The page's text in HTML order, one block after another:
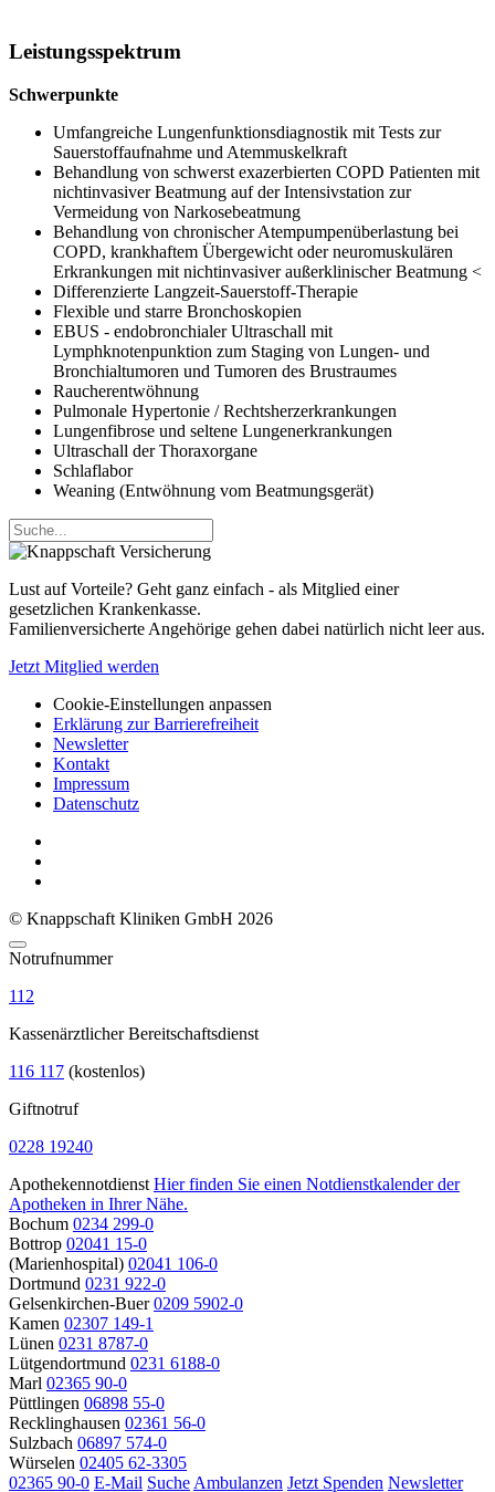
Leistungsspektrum
Schwerpunkte
Umfangreiche Lungenfunktionsdiagnostik mit Tests zur
Sauerstoffaufnahme und Atemmuskelkraft
Behandlung von schwerst exazerbierten COPD Patienten mit
nichtinvasiver Beatmung auf der Intensivstation zur
Vermeidung von Narkosebeatmung
Behandlung von chronischer Atempumpenüberlastung bei
COPD, krankhaftem Übergewicht oder neuromuskulären
Erkrankungen mit nichtinvasiver außerklinischer Beatmung <
Differenzierte Langzeit-Sauerstoff-Therapie
Flexible und starre Bronchoskopien
EBUS - endobronchialer Ultraschall mit
Lymphknotenpunktion zum Staging von Lungen- und
Bronchialtumoren und Tumoren des Brustraumes
Raucherentwöhnung
Pulmonale Hypertonie / Rechtsherzerkrankungen
Lungenfibrose und seltene Lungenerkrankungen
Ultraschall der Thoraxorgane
Schlaflabor
Weaning (Entwöhnung vom Beatmungsgerät)
Lust auf Vorteile? Geht ganz einfach - als Mitglied einer
gesetzlichen Krankenkasse.
Familienversicherte Angehörige gehen dabei natürlich nicht leer aus.
Jetzt Mitglied werden
Cookie-Einstellungen anpassen
Erklärung zur Barrierefreiheit
Newsletter
Kontakt
Impressum
Datenschutz
© Knappschaft Kliniken GmbH 2026
Notrufnummer
112
Kassenärztlicher Bereitschaftsdienst
116 117 (kostenlos)
Giftnotruf
0228 19240
Apothekennotdienst Hier finden Sie einen Notdienstkalender der
Apotheken in Ihrer Nähe.
Bochum 0234 299-0
Bottrop 02041 15-0
(Marienhospital) 02041 106-0
Dortmund 0231 922-0
Gelsenkirchen-Buer 0209 5902-0
Kamen 02307 149-1
Lünen 0231 8787-0
Lütgendortmund 0231 6188-0
Marl 02365 90-0
Püttlingen 06898 55-0
Recklinghausen 02361 56-0
Sulzbach 06897 574-0
Würselen 02405 62-3305
02365 90-0 E-Mail Suche Ambulanzen Jetzt Spenden Newsletter